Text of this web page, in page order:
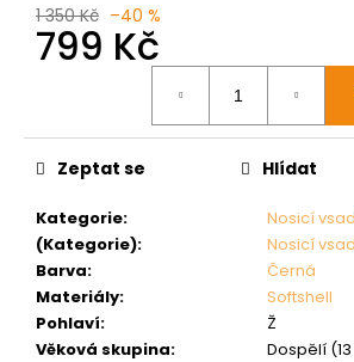
1 350 Kč –40 %
799 Kč
Kategorie:
Nosicí
(Kategorie):
Nosicí
Barva:
Černá
Materiály:
Softshell
Pohlaví:
Ž
Věková skupina:
Dospělí
Zeptat se Hlídat